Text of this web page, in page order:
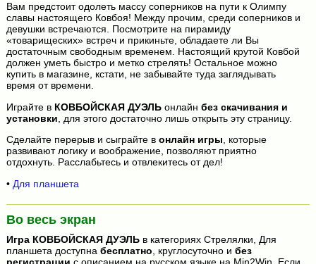
Вам предстоит одолеть массу соперников на пути к Олимпу
славы настоящего Ковбоя! Между прочим, среди соперников и
девушки встречаются. Посмотрите на пирамиду
«товарищеских» встреч и прикиньте, обладаете ли Вы
достаточным свободным временем. Настоящий крутой Ковбой
должен уметь быстро и метко стрелять! Остальное можно
купить в магазине, кстати, не забывайте туда заглядывать
время от времени.
Играйте в КОВБОЙСКАЯ ДУЭЛЬонлайн без скачивания и
установки , для этого достаточно лишь открыть эту страницу.
Сделайте перерыв и сыграйте в онлайн игры, которые
развивают логику и воображение, позволяют приятно
отдохнуть. Расслабьтесь и отвлекитесь от дел!
• Для планшета
Во весь экран
Игра КОВБОЙСКАЯ ДУЭЛЬв категориях Стрелялки, Для
планшета доступна бесплатно , круглосуточно и без
регистрации с описанием на русском языке на Min2Win. Если